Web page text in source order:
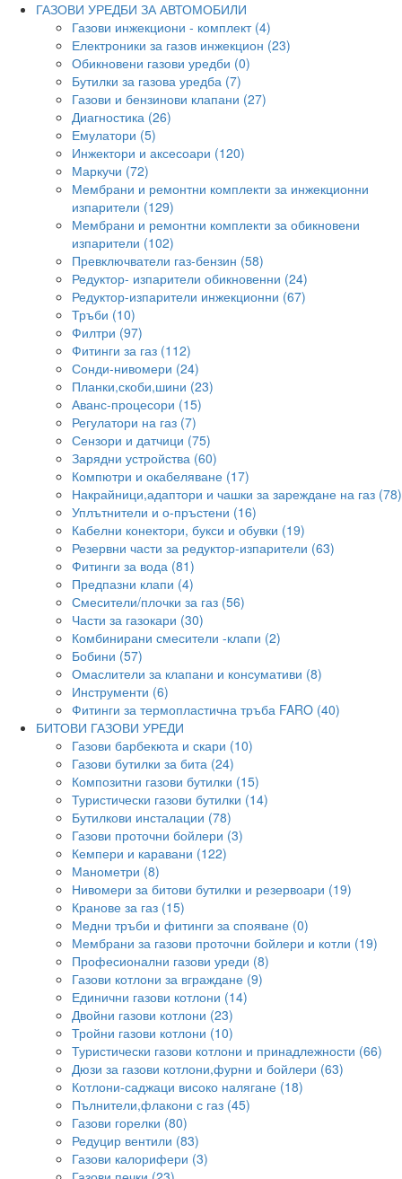
ГАЗОВИ УРЕДБИ ЗА АВТОМОБИЛИ
Газови инжекциони - комплект (4)
Електроники за газов инжекцион (23)
Обикновени газови уредби (0)
Бутилки за газова уредба (7)
Газови и бензинови клапани (27)
Диагностика (26)
Емулатори (5)
Инжектори и аксесоари (120)
Маркучи (72)
Мембрани и ремонтни комплекти за инжекционни
изпарители (129)
Мембрани и ремонтни комплекти за обикновени
изпарители (102)
Превключватели газ-бензин (58)
Редуктор- изпарители обикновенни (24)
Редуктор-изпарители инжекционни (67)
Тръби (10)
Филтри (97)
Фитинги за газ (112)
Сонди-нивомери (24)
Планки,скоби,шини (23)
Аванс-процесори (15)
Регулатори на газ (7)
Сензори и датчици (75)
Зарядни устройства (60)
Компютри и окабеляване (17)
Накрайници,адаптори и чашки за зареждане на газ (78)
Уплътнители и о-пръстени (16)
Кабелни конектори, букси и обувки (19)
Резервни части за редуктор-изпарители (63)
Фитинги за вода (81)
Предпазни клапи (4)
Смесители/плочки за газ (56)
Части за газокари (30)
Комбинирани смесители -клапи (2)
Бобини (57)
Омаслители за клапани и консумативи (8)
Инструменти (6)
Фитинги за термопластична тръба FARO (40)
БИТОВИ ГАЗОВИ УРЕДИ
Газови барбекюта и скари (10)
Газови бутилки за бита (24)
Композитни газови бутилки (15)
Туристически газови бутилки (14)
Бутилкови инсталации (78)
Газови проточни бойлери (3)
Кемпери и каравани (122)
Манометри (8)
Нивомери за битови бутилки и резервоари (19)
Кранове за газ (15)
Медни тръби и фитинги за спояване (0)
Мембрани за газови проточни бойлери и котли (19)
Професионални газови уреди (8)
Газови котлони за вграждане (9)
Единични газови котлони (14)
Двойни газови котлони (23)
Тройни газови котлони (10)
Туристически газови котлони и принадлежности (66)
Дюзи за газови котлони,фурни и бойлери (63)
Котлони-саджаци високо налягане (18)
Пълнители,флакони с газ (45)
Газови горелки (80)
Редуцир вентили (83)
Газови калорифери (3)